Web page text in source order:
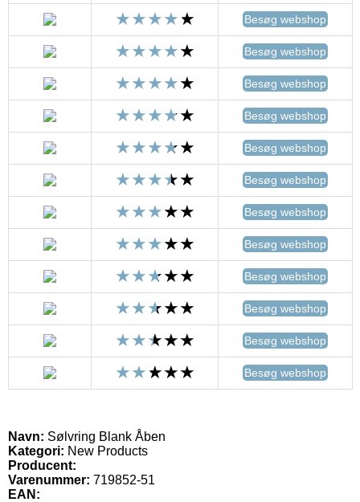
Besøg webshop
Besøg webshop
Besøg webshop
Besøg webshop
Besøg webshop
Besøg webshop
Besøg webshop
Besøg webshop
Besøg webshop
Besøg webshop
Besøg webshop
Besøg webshop
Navn: Sølvring Blank Åben
Kategori: New Products
Producent:
Varenummer: 719852-51
EAN: